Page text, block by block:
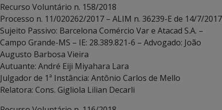
Recurso Voluntário n. 158/2018
Processo n. 11/020262/2017 – ALIM n. 36239-E de 14/7/2017
Sujeito Passivo: Barcelona Comércio Var e Atacad S.A. –
Campo Grande-MS – IE: 28.389.821-6 – Advogado: João
Augusto Barbosa Vieira
Autuante: André Eiji Miyahara Lara
Julgador de 1ª Instância: Antônio Carlos de Mello
Relatora: Cons. Gigliola Lilian Decarli